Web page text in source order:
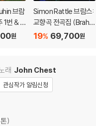
브람
1번 & 2
S
원
Simon Rattle 브람스:
교향곡 전곡집 (Brahm
s: Complete Symph
69,700원
19%
래 John Chest
관심작가 알림신청
)